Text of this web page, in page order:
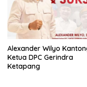
Alexander Wilyo
Ketua DPC Gerindra
Ketapang